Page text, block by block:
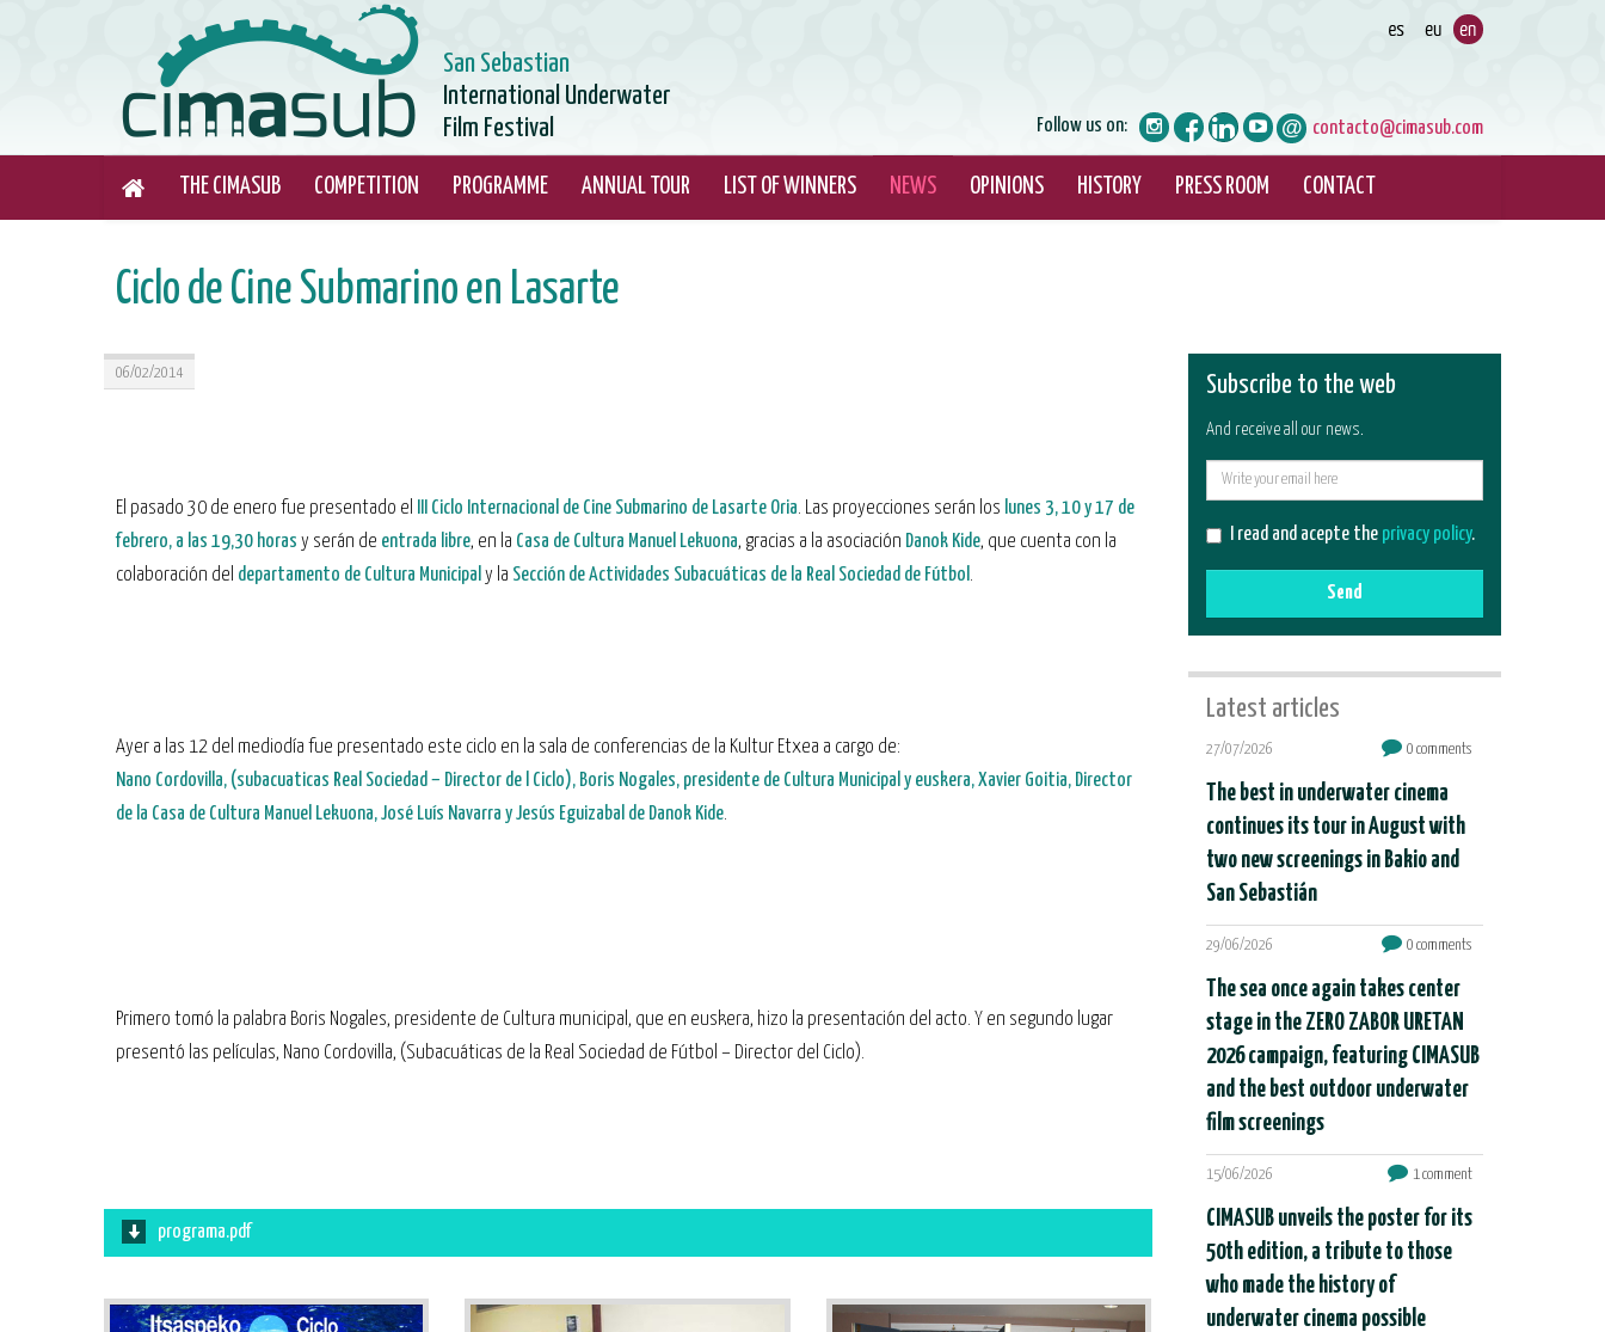
San Sebastian
International Underwater
Film Festival
contacto@cimasub.com
Follow us on:
THE CIMASUB COMPETITION PROGRAMME ANNUAL TOUR LIST OF WINNERS NEWS OPINIONS HISTORY PRESS ROOM CONTACT
Ciclo de Cine Submarino en Lasarte
06/02/2014
El pasado 30 de enero fue presentado el III Ciclo Internacional de Cine Submarino de Lasarte Oria. Las proyecciones serán los lunes 3, 10 y 17 de
febrero, a las 19,30 horas y serán de entrada libre, en la Casa de Cultura Manuel Lekuona, gracias a la asociación Danok Kide, que cuenta con la
colaboración del departamento de Cultura Municipal y la Sección de Actividades Subacuáticas de la Real Sociedad de Fútbol .
Ayer a las 12 del mediodía fue presentado este ciclo en la sala de conferencias de la Kultur Etxea a cargo de:
Nano Cordovilla, (subacuaticas Real Sociedad – Director de l Ciclo), Boris Nogales, presidente de Cultura Municipal y euskera, Xavier Goitia, Director
de la Casa de Cultura Manuel Lekuona, José Luís Navarra y Jesús Eguizabal de Danok Kide.
Primero tomó la palabra Boris Nogales, presidente de Cultura municipal, que en euskera, hizo la presentación del acto. Y en segundo lugar
presentó las películas, Nano Cordovilla, (Subacuáticas de la Real Sociedad de Fútbol – Director del Ciclo).
programa.pdf
Subscribe to the web
And receive all our news.
I read and acepte the privacy policy.
Send
Latest articles
27/07/2026 0 comments
The best in underwater cinema
continues its tour in August with
two new screenings in Bakio and
San Sebastián
29/06/2026 0 comments
The sea once again takes center
stage in the ZERO ZABOR URETAN
2026 campaign, featuring CIMASUB
and the best outdoor underwater
film screenings
15/06/2026 1 comment
CIMASUB unveils the poster for its
50th edition, a tribute to those
who made the history of
underwater cinema possible